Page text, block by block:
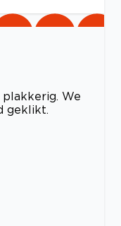
We
geklikt.